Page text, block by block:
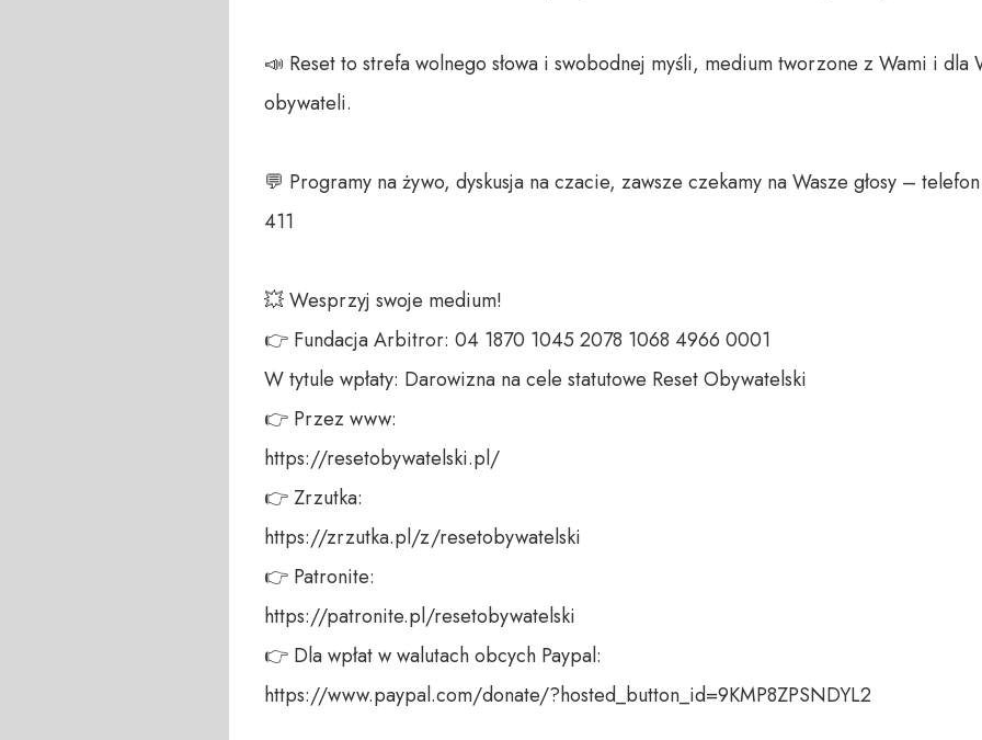
📣 Reset to strefa wolnego słowa i swobodnej myśli, medium tworzone z Wami i dla
obywateli.
💬 Programy na żywo, dyskusja na czacie, zawsze czekamy na Wasze głosy –
411
💥 Wesprzyj swoje medium!
👉 Fundacja Arbitror: 04 1870 1045 2078 1068 4966 0001
W tytule wpłaty: Darowizna na cele statutowe Reset Obywatelski
👉 Przez www:
https://resetobywatelski.pl/
👉 Zrzutka:
https://zrzutka.pl/z/resetobywatelski
👉 Patronite:
https://patronite.pl/resetobywatelski
👉 Dla wpłat w walutach obcych Paypal:
https://www.paypal.com/donate/?hosted_button_id=9KMP8ZPSNDYL2